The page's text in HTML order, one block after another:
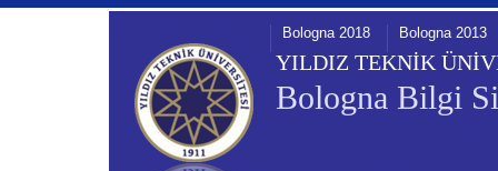
YILDIZ TEKNİK
Bologna Bilgi
Bologna 2018 Bologna 2013